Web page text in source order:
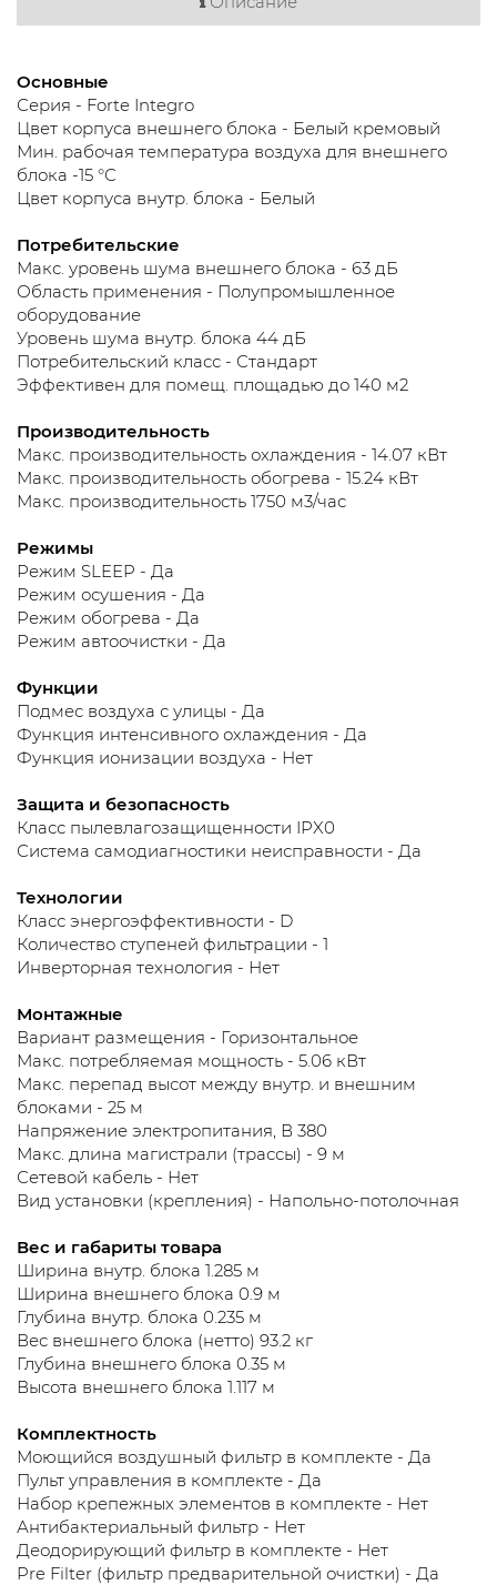
Основные
Серия - Forte Integro
Цвет корпуса внешнего блока - Белый кремовый
Мин. рабочая температура воздуха для внешнего
блока -15 °С
Цвет корпуса внутр. блока - Белый
Потребительские
Макс. уровень шума внешнего блока - 63 дБ
Область применения - Полупромышленное
оборудование
Уровень шума внутр. блока 44 дБ
Потребительский класс - Стандарт
Эффективен для помещ. площадью до 140 м2
Производительность
Макс. производительность охлаждения - 14.07 кВт
Макс. производительность обогрева - 15.24 кВт
Макс. производительность 1750 м3/час
Режимы
Режим SLEEP - Да
Режим осушения - Да
Режим обогрева - Да
Режим автоочистки - Да
Функции
Подмес воздуха с улицы - Да
Функция интенсивного охлаждения - Да
Функция ионизации воздуха - Нет
Защита и безопасность
Класс пылевлагозащищенности IPX0
Система самодиагностики неисправности - Да
Технологии
Класс энергоэффективности - D
Количество ступеней фильтрации - 1
Инверторная технология - Нет
Монтажные
Вариант размещения - Горизонтальное
Макс. потребляемая мощность - 5.06 кВт
Макс. перепад высот между внутр. и внешним
блоками - 25 м
Напряжение электропитания, В 380
Макс. длина магистрали (трассы) - 9 м
Сетевой кабель - Нет
Вид установки (крепления) - Напольно-потолочная
Вес и габариты товара
Ширина внутр. блока 1.285 м
Ширина внешнего блока 0.9 м
Глубина внутр. блока 0.235 м
Вес внешнего блока (нетто) 93.2 кг
Глубина внешнего блока 0.35 м
Высота внешнего блока 1.117 м
Комплектность
Моющийся воздушный фильтр в комплекте - Да
Пульт управления в комплекте - Да
Набор крепежных элементов в комплекте - Нет
Антибактериальный фильтр - Нет
Деодорирующий фильтр в комплекте - Нет
Pre Filter (фильтр предварительной очистки) - Да